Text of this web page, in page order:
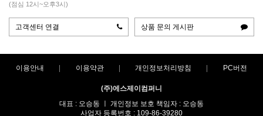
스마트울(Smartwool)
스위자(Swiza) 스케메이(Skemi) 스토코
스트링라이트(Stringlight) 실리(Sili) 실스킨즈(Sealskinz)
샤워패스(Showerspass) 세이즈(Seise)
써머레스트(Thermarest) 써밋포커스(SummitFocus)
(점심 12시~오후3시)
고객센터 연결 상품 문의 게시판
이용안내 이용약관 개인정보처리방침 PC버전
(주)에스제이컴퍼니
대표 : 오승동 ㅣ 개인정보 보호 책임자 : 오승동
사업자 등록번호 : 109-86-39280